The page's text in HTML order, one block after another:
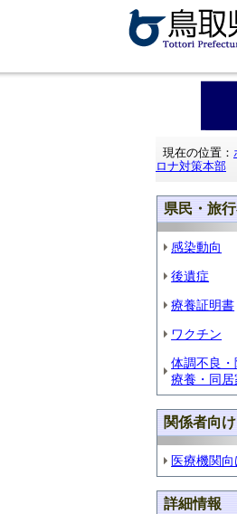
現在の位置：
ロナ対策本部
県民・旅
感染動向
後遺症
療養証明書
ワクチン
体調不良・
療養・同居
関係者向け
医療機関向
詳細情報